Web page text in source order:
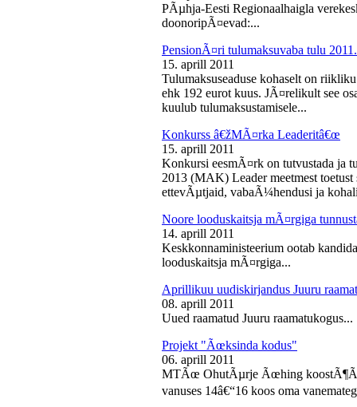
PÃµhja-Eesti Regionaalhaigla
doonoripÃ¤evad:...
PensionÃ¤ri tulumaksuvaba tulu
15. aprill 2011
Tulumaksuseaduse kohaselt on
ehk 192 eurot kuus. JÃ¤relikult see
kuulub tulumaksustamisele...
Konkurss â€žMÃ¤rka Leaderitâ€œ
15. aprill 2011
Konkursi eesmÃ¤rk on tutvustada ja
2013 (MAK) Leader meetmest
ettevÃµtjaid, vabaÃ¼hendusi ja
Noore looduskaitsja mÃ¤rgiga
14. aprill 2011
Keskkonnaministeerium ootab
looduskaitsja mÃ¤rgiga...
Aprillikuu uudiskirjandus Juuru
08. aprill 2011
Uued raamatud Juuru raamatukogus...
Projekt "Ãœksinda kodus"
06. aprill 2011
MTÃœ OhutÃµrje Ãœhing
vanuses 14â€“16 koos oma